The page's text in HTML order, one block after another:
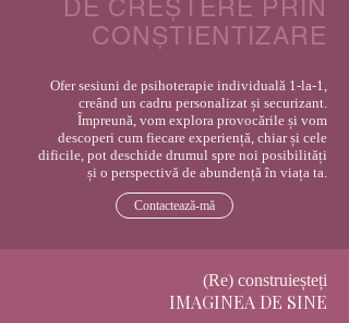
DE CREȘTERE PRIN
CONȘTIENTIZARE
Ofer sesiuni de psihoterapie individuală 1-la-1,
creând un cadru personalizat și securizant.
Împreună, vom explora provocările și vom
descoperi cum fiecare experiență, chiar și cele
dificile, pot deschide drumul spre noi posibilități
și o perspectivă de abundență în viața ta.
Contactează-mă
(Re) construieșteți
IMAGINEA DE SINE